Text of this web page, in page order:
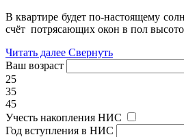
В квартире будет по-настоящему
счёт потрясающих окон в пол
Читать далее Свернуть
Ваш возраст
25
35
45
Учесть накопления НИС
Год вступления в НИС